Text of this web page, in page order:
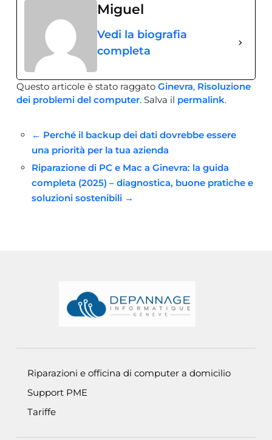
Miguel
Vedi la biografia
completa
Questo articole è stato raggato Ginevra, Risoluzione
dei problemi del computer. Salva il permalink.
Navigazione
Articoli
← Perché il backup dei dati dovrebbe essere
una priorità per la tua azienda
Riparazione di PC e Mac a Ginevra: la guida
completa (2025) – diagnostica, buone pratiche e
soluzioni sostenibili →
Informations de pied de page
Riparazioni e officina di computer a domicilio
Support PME
Tariffe